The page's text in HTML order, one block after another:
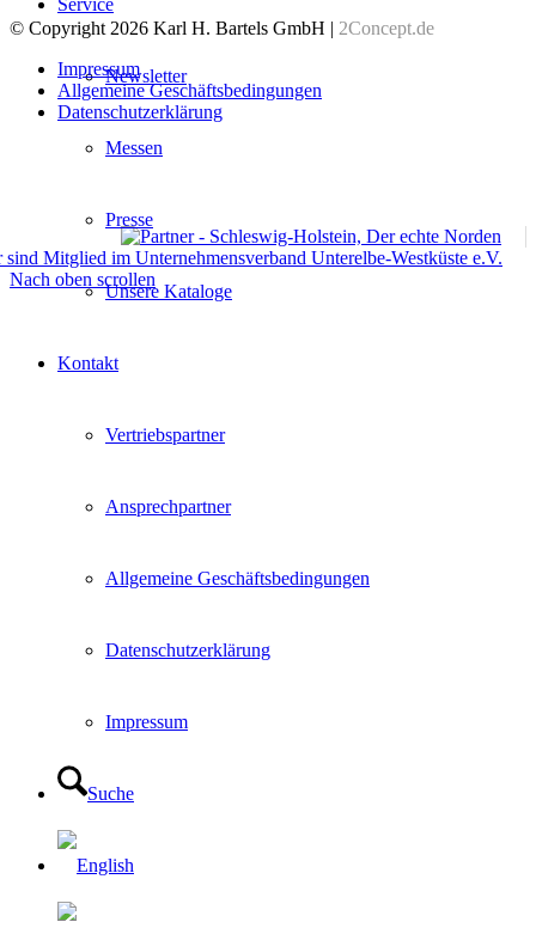
Newsletter
Messen
Presse
Unsere Kataloge
Kontakt
Vertriebspartner
Ansprechpartner
Allgemeine Geschäftsbedingungen
Datenschutzerklärung
Impressum
Suche
© Copyright 2026 Karl H. Bartels GmbH | 2Concept.de
Impressum
Allgemeine Geschäftsbedingungen
Datenschutzerklärung
Nach oben scrollen